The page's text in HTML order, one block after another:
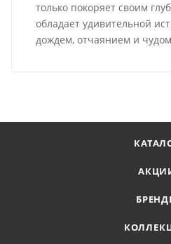
только покоряет своим
обладает удивительной
дождем, отчаянием и